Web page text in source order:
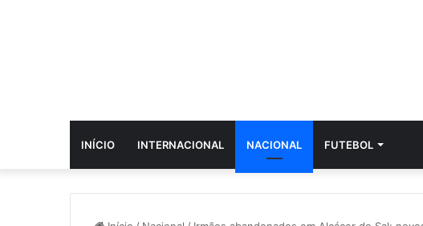
INÍCIO INTERNACIONAL NACIONAL FUTEBOL